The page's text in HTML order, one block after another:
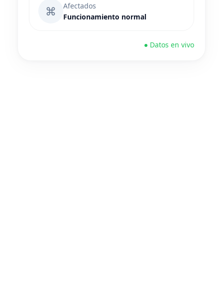
⌘
Afectados
Funcionamiento normal
● Datos en vivo